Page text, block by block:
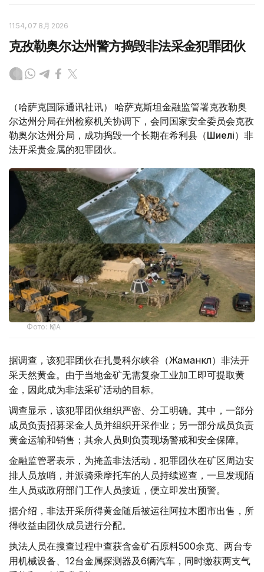
11:54, 07 8月 2026
克孜勒奥尔达州警方捣毁非法采金犯罪团伙
（哈萨克国际通讯社讯） 哈萨克斯坦金融监管署克孜勒奥
尔达州分局在州检察机关协调下，会同国家安全委员会克孜
勒奥尔达州分局，成功捣毁一个长期在希利县（Шиелі）非
法开采贵金属的犯罪团伙。
Фото: ҚМА
据调查，该犯罪团伙在扎曼科尔峡谷（Жаманкөл）非法开
采天然黄金。由于当地金矿无需复杂工业加工即可提取黄
金，因此成为非法采矿活动的目标。
调查显示，该犯罪团伙组织严密、分工明确。其中，一部分
成员负责招募采金人员并组织开采作业；另一部分成员负责
黄金运输和销售；其余人员则负责现场警戒和安全保障。
金融监管署表示，为掩盖非法活动，犯罪团伙在矿区周边安
排人员放哨，并派骑乘摩托车的人员持续巡查，一旦发现陌
生人员或政府部门工作人员接近，便立即发出预警。
据介绍，非法开采所得黄金随后被运往阿拉木图市出售，所
得收益由团伙成员进行分配。
执法人员在搜查过程中查获含金矿石原料500余克、两台专
用机械设备、12台金属探测器及6辆汽车，同时缴获两支气